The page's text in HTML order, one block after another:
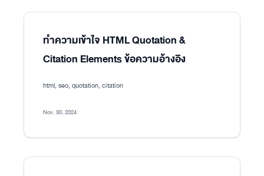
ทำความเข้าใจ HTML Quotation &
Citation Elements ข้อความอ้างอิง
html, seo, quotation, citation
Nov. 30, 2024